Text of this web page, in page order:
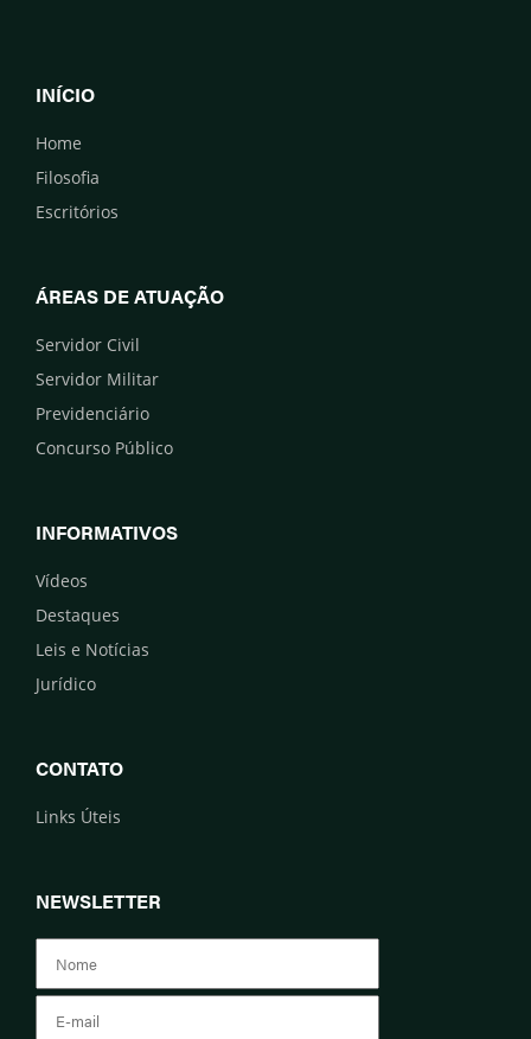
INÍCIO
Home
Filosofia
Escritórios
ÁREAS DE ATUAÇÃO
Servidor Civil
Servidor Militar
Previdenciário
Concurso Público
INFORMATIVOS
Vídeos
Destaques
Leis e Notícias
Jurídico
CONTATO
Links Úteis
NEWSLETTER